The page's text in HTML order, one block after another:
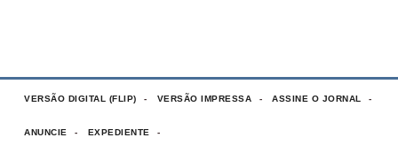
VERSÃO DIGITAL (FLIP) VERSÃO IMPRESSA ASSINE O JORNAL
ANUNCIE EXPEDIENTE